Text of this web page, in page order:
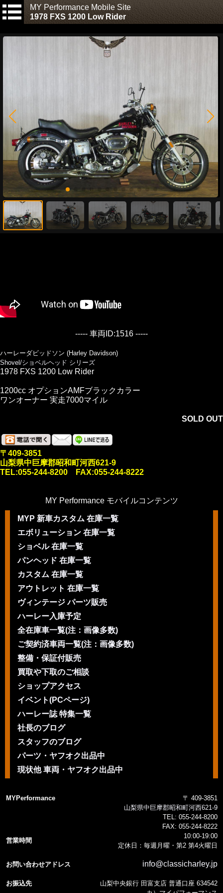
MY Performance Mobile Site
1978 FXS 1200 Low Rider
----- 車両ID:1516 -----
ハーレーダビッドソン (Harley Davidson)
Shovel/ショベルヘッド シリーズ
1978 FXS 1200 Low Rider
1200cc オプションAMFブラックカラー
ワンオーナー 実走7000マイル
SOLD OUT
〒409-3851
山梨県中巨摩郡昭和町河西621-9
TEL:055-244-8200 FAX:055-244-8222
MY Performance モバイルコンテンツ
MYP 新車カスタム 在庫一覧
エボリューション 在庫一覧
ショベル 在庫一覧
パンヘッド 在庫一覧
カスタム 在庫一覧
アウトレット 在庫一覧
ヴィンテージ パーツ販売
ハーレー入庫予定
全在庫車一覧(注：画像多数)
ご契約済車両一覧(注：画像多数)
整備・保証付販売
買取や下取のご相談
ショップアクセス
イベント(PCページ)
ハーレー誌 特集一覧
社長のブログ
スタッフのブログ
パーツ・ヤフオク出品中
現状他 車両・ヤフオク出品中
MYPerformance
〒 409-3851
山梨県中巨摩郡昭和町河西621-9
TEL: 055-244-8200
FAX: 055-244-8222
営業時間
10:00-19:00
定休日：毎週月曜・第2 第4火曜日
お問い合わせアドレス info@classicharley.jp
お振込先
山梨中央銀行 田富支店 普通口座 634542